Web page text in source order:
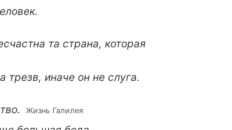
та страна, которая
трезв, иначе он не слуга.
Жизнь Галилея